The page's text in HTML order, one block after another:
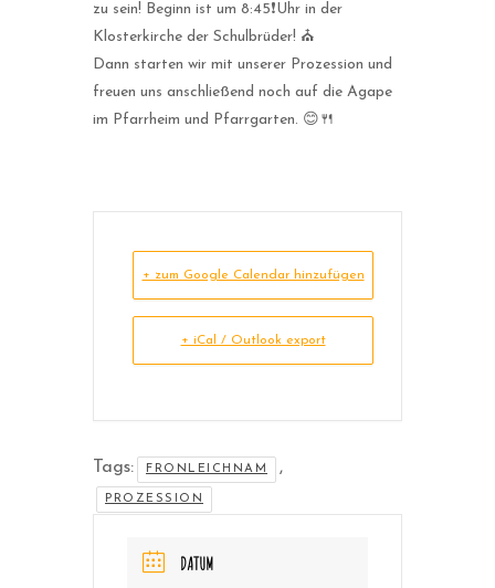
zu sein! Beginn ist um 8:45❗Uhr in der
Klosterkirche der Schulbrüder! ⛪
Dann starten wir mit unserer Prozession und
freuen uns anschließend noch auf die Agape
im Pfarrheim und Pfarrgarten. 😊🍴
+ zum Google Calendar hinzufügen
+ iCal / Outlook export
Tags: FRONLEICHNAM ,
PROZESSION
DATUM